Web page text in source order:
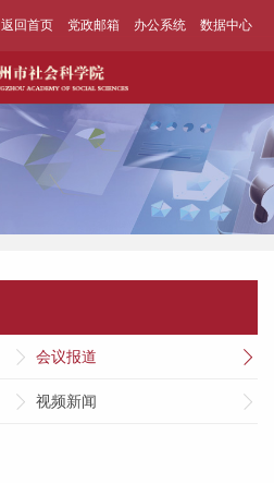
返回首页 党政邮箱 办公系统 数据中心
会议报道
视频新闻